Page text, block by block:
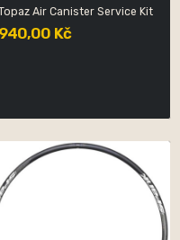
Air Canister Service Kit
940,00 Kč